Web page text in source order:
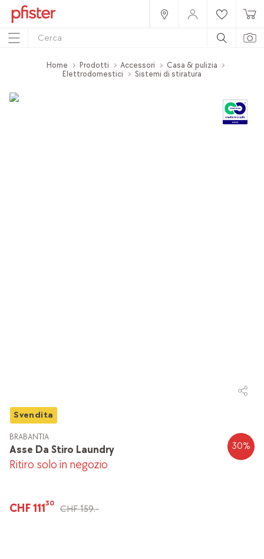
Home Prodotti Accessori
Casa & pulizia
Elettrodomestici
Sistemi di stiratura
Svendita
Asse Da Stiro Laundry
BRABANTIA
Ritiro solo in negozio
30%
CHF 11130
CHF 159.-